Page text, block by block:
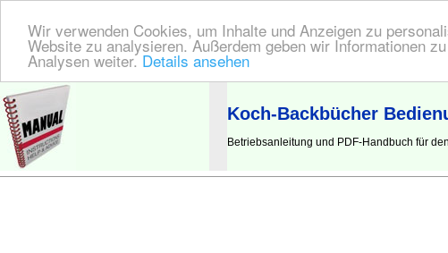
Wir verwenden Cookies, um Inhalte und Anzeigen zu
Website zu analysieren. Außerdem geben wir Informationen
Analysen weiter. Details ansehen
BEDIENUNGSANLEITUNG | Hier finden Sie die deutsche Anleitung!
Koch-Backbücher
Betriebsanleitung und PDF-Handbuch für